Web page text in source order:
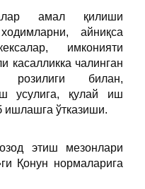
амал қилиши
айниқса
имконияти
касалликка чалинган
розилиги билан,
усулига, қулай иш
ишлашга ўтказиши.
этиш мезонлари
Қонун нормаларига